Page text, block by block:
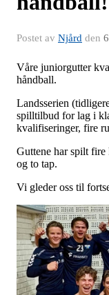
Postet av Njård den
Våre juniorgutter
håndball.
Landsserien
spilltilbud for lag i
kvalifiseringer, fire
Guttene har spilt
og to tap.
Vi gleder oss til